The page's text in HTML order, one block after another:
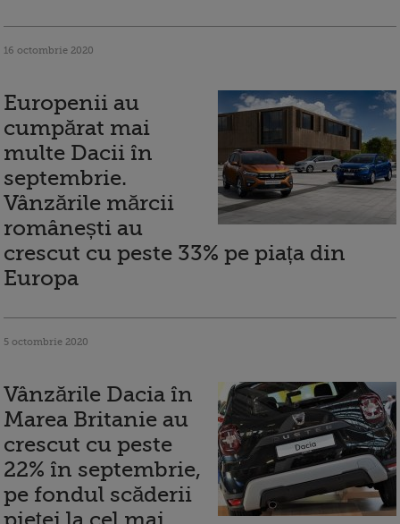
16 octombrie 2020
Europenii au
cumpărat mai
multe Dacii în
septembrie.
Vânzările mărcii
românești au
crescut cu peste 33% pe piața din
Europa
5 octombrie 2020
Vânzările Dacia în
Marea Britanie au
crescut cu peste
22% în septembrie,
pe fondul scăderii